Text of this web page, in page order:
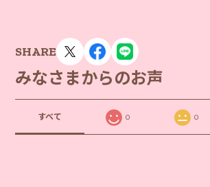
SHARE
みなさまからのお声
すべて 0 0